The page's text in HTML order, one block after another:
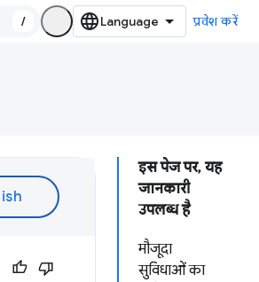
/ प्रवेश करें
इस पेज पर, यह
जानकारी
उपलब्ध है
मौजूदा
सुविधाओं का